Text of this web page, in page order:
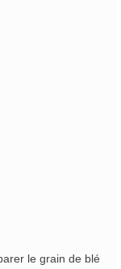
le grain de blé